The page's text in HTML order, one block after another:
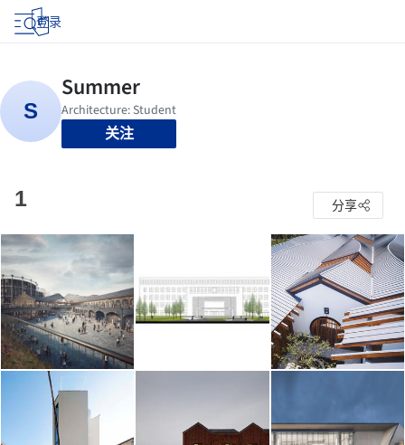
登录
关注
1 分享